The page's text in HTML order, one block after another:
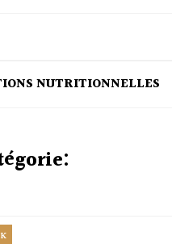
NUTRITIONNELLES